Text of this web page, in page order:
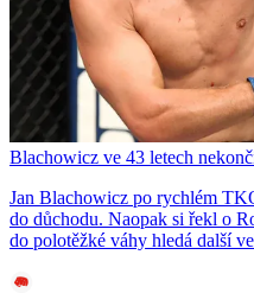
Blachowicz ve 43 letech
Jan Blachowicz po rychlém
do důchodu. Naopak si řekl o
do polotěžké váhy hledá další